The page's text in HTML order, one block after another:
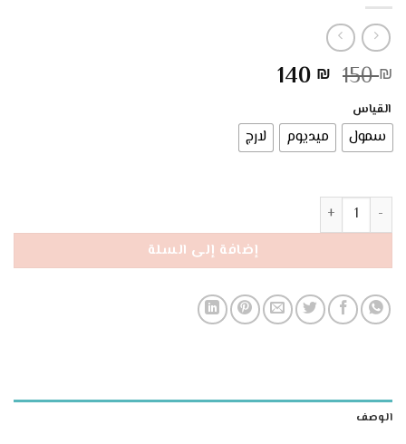
150₪ السعر
هو:
150 ₪.
140 ₪ السعر
هو:
140 ₪.
القياس
سمول ميديوم لارج
كمية فستان دانتيل خمري بكتف واحد
إضافة إلى السلة
الوصف